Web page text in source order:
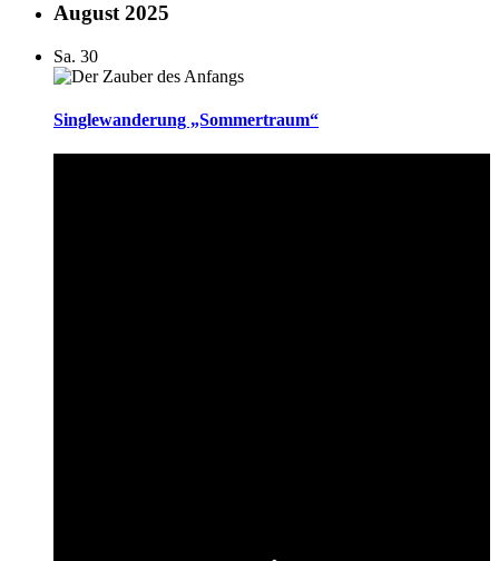
August 2025
Sa. 30
Singlewanderung „Sommertraum“